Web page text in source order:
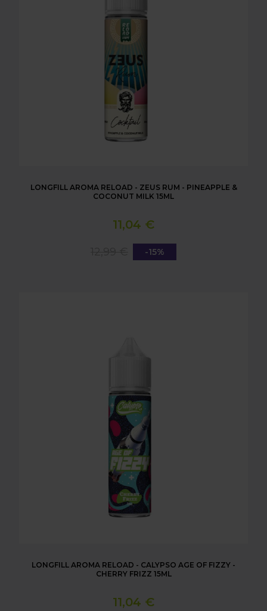
LONGFILL AROMA RELOAD - ZEUS RUM - PINEAPPLE &
COCONUT MILK 15ML
11,04 €
-15%
LONGFILL AROMA RELOAD - CALYPSO AGE OF FIZZY -
CHERRY FRIZZ 15ML
11,04 €